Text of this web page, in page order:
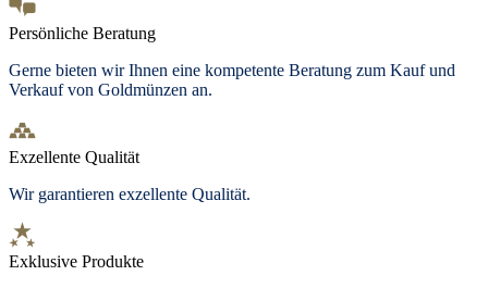
Persönliche Beratung
Gerne bieten wir Ihnen eine kompetente Beratung zum Kauf und
Verkauf von Goldmünzen an.
Exzellente Qualität
Wir garantieren exzellente Qualität.
Exklusive Produkte